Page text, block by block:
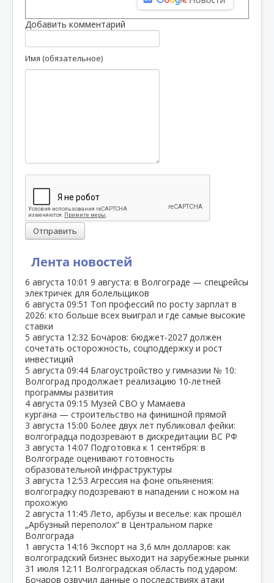
Лента новостей
6 августа 10:01 9 августа: в Волгограде — спецрейсы
электричек для болельщиков
6 августа 09:51 Топ профессий по росту зарплат в
2026: кто больше всех выиграл и где самые высокие
ставки
5 августа 12:32 Бочаров: бюджет‑2027 должен
сочетать осторожность, соцподдержку и рост
инвестиций
5 августа 09:44 Благоустройство у гимназии № 10:
Волгоград продолжает реализацию 10‑летней
программы развития
4 августа 09:15 Музей СВО у Мамаева
кургана — строительство на финишной прямой
3 августа 15:00 Более двух лет публиковал фейки:
волгоградца подозревают в дискредитации ВС РФ
3 августа 14:07 Подготовка к 1 сентября: в
Волгограде оценивают готовность
образовательной инфраструктуры
3 августа 12:53 Агрессия на фоне опьянения:
волгоградку подозревают в нападении с ножом на
прохожую
2 августа 11:45 Лето, арбузы и веселье: как прошёл
„Арбузный переполох“ в Центральном парке
Волгограда
1 августа 14:16 Экспорт на 3,6 млн долларов: как
волгоградский бизнес выходит на зарубежные рынки
31 июля 12:11 Волгоградская область под ударом:
Бочаров озвучил данные о последствиях атаки
Добавить комментарий
Имя (обязательное)
Отправить